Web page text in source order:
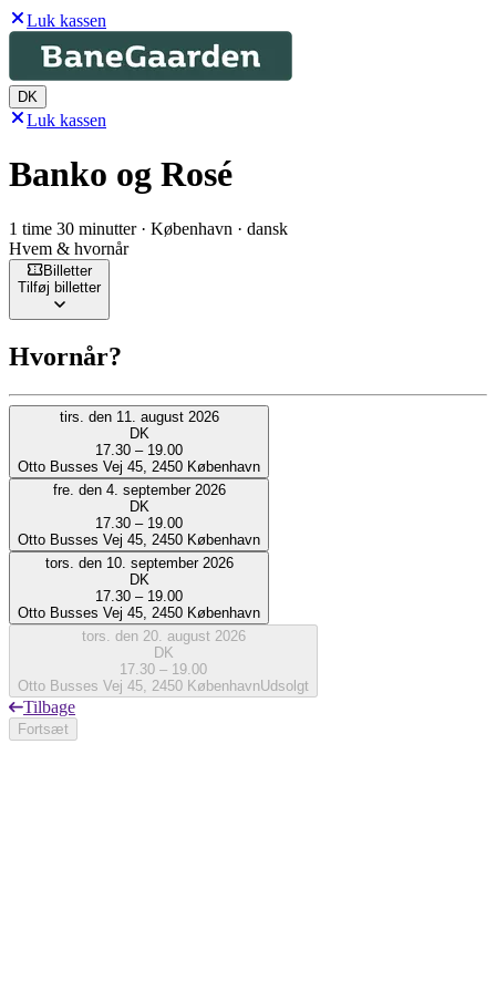
Luk kassen
DK
Luk kassen
Banko og Rosé
1 time 30 minutter · København · dansk
Hvem & hvornår
Billetter
Tilføj billetter
Hvornår?
tirs. den 11. august 2026
DK
17.30 – 19.00
Otto Busses Vej 45, 2450 København
fre. den 4. september 2026
DK
17.30 – 19.00
Otto Busses Vej 45, 2450 København
tors. den 10. september 2026
DK
17.30 – 19.00
Otto Busses Vej 45, 2450 København
tors. den 20. august 2026
DK
17.30 – 19.00
Otto Busses Vej 45, 2450 KøbenhavnUdsolgt
Tilbage
Fortsæt